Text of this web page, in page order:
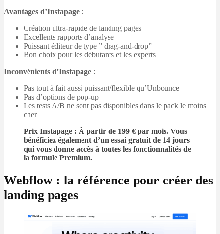
Avantages d’Instapage :
Création ultra-rapide de landing pages
Excellents rapports d’analyse
Puissant éditeur de type ” drag-and-drop”
Bon choix pour les débutants et les experts
Inconvénients d’Instapage :
Pas tout à fait aussi puissant/flexible qu’Unbounce
Pas d’options de pop-up
Les tests A/B ne sont pas disponibles dans le pack le moins
cher
Prix Instapage : À partir de 199 € par mois. Vous
bénéficiez également d’un essai gratuit de 14 jours
qui vous donne accès à toutes les fonctionnalités de
la formule Premium.
Webflow : la référence pour créer des
landing pages